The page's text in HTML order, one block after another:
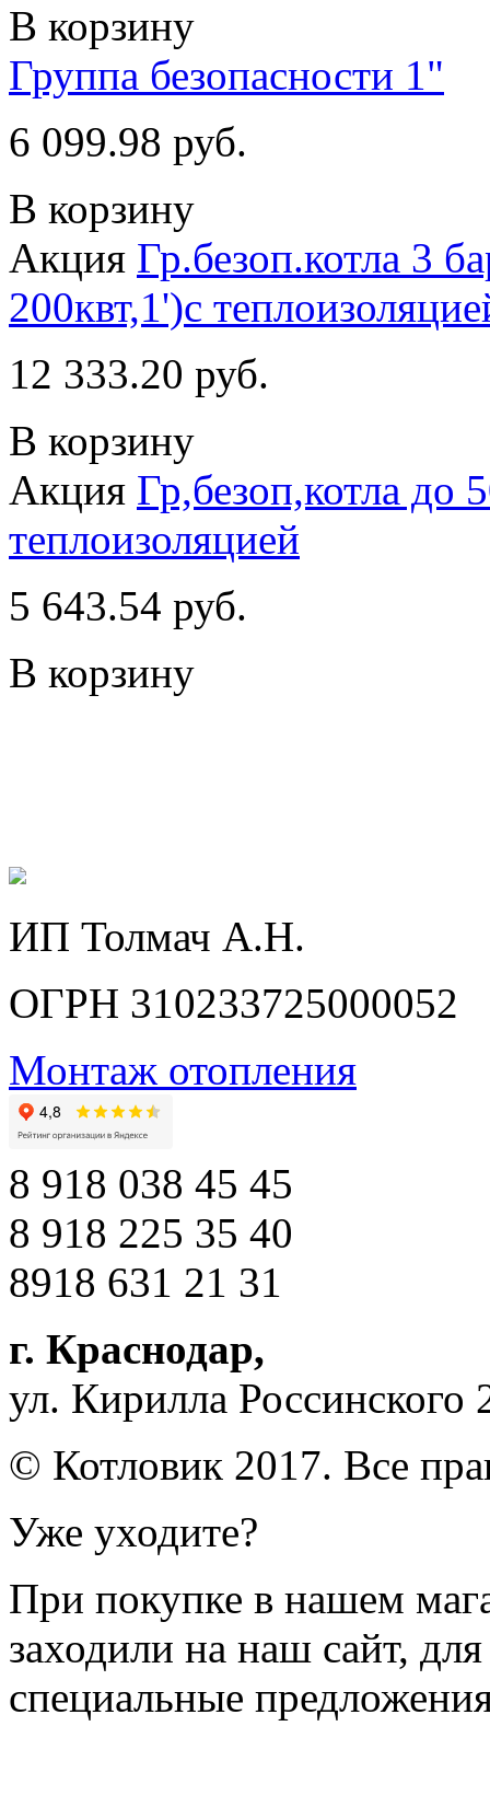
В корзину
Группа безопасности 1"
6 099.98 руб.
В корзину
Акция Гр.безоп.котла 3
200квт,1')с
12 333.20 руб.
В корзину
Акция Гр,безоп,котла до
теплоизоляцией
5 643.54 руб.
В корзину
ИП Толмач А.Н.
ОГРН 310233725000052
Монтаж отопления
8 918 038 45 45
8 918 225 35 40
8918 631 21 31
г. Краснодар,
ул. Кирилла Россинского
© Котловик 2017. Все
Уже уходите?
При покупке в нашем
заходили на наш сайт,
специальные